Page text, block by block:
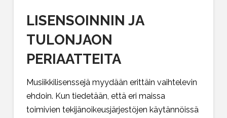
LISENSOINNIN JA
TULONJAON
PERIAATTEITA
Musiikkilisenssejä myydään erittäin vaihtelevin
ehdoin. Kun tiedetään, että eri maissa
toimivien tekijänoikeusjärjestöjen käytännöissä